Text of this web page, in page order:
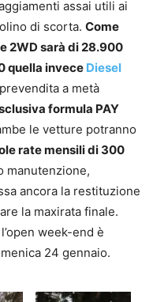
assai utili ai
di scorta. Come
2WD sarà di 28.900
quella invece Diesel
a metà
formula PAY
le vetture potranno
rate mensili di 300
manutenzione,
ancora la restituzione
la maxirata finale.
week-end è
24 gennaio.